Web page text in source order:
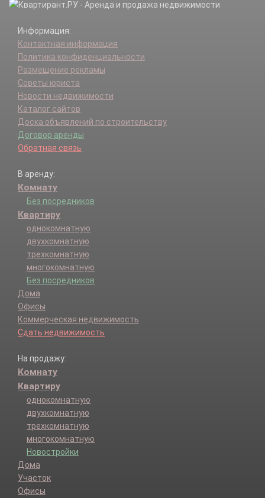
Информация:
Контактная информация
Политика конфиденциальности
Размещение рекламы
Советы юриста
Новости недвижимости
Каталог сайтов
Доска объявлений по строительству
Договор аренды
Обратная связь
В аренду:
Комнату
Без посредников
Квартиру
однокомнатную
двухкомнатную
трехкомнатную
многокомнатную
Без посредников
Дома
Офисы
Коммерческая недвижимость
Сдать недвижимость
На продажу:
Комнату
Квартиру
однокомнатную
двухкомнатную
трехкомнатную
многокомнатную
Новостройки
Дома
Участок
Офисы